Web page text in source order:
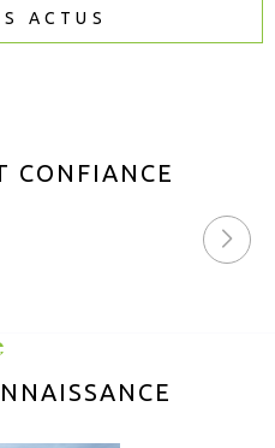
ACTUS
CONFIANCE